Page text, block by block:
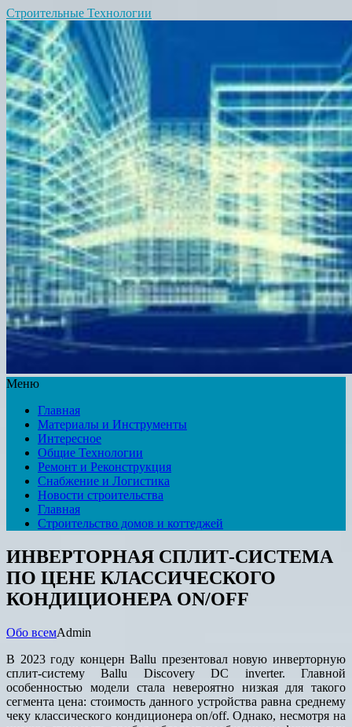
Строительные Технологии
Меню
Главная
Материалы и Инструменты
Интересное
Общие Технологии
Ремонт и Реконструкция
Снабжение и Логистика
Новости строительства
Главная
Строительство домов и коттеджей
ИНВЕРТОРНАЯ СПЛИТ-СИСТЕМА
ПО ЦЕНЕ КЛАССИЧЕСКОГО
КОНДИЦИОНЕРА ON/OFF
Обо всемAdmin
В 2023 году концерн Ballu презентовал новую инверторную
сплит-систему Ballu Discovery DC inverter. Главной
особенностью модели стала невероятно низкая для такого
сегмента цена: стоимость данного устройства равна среднему
чеку классического кондиционера on/off. Однако, несмотря на